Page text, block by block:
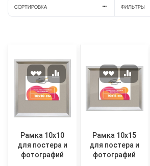
СОРТИРОВКА ФИЛЬТРЫ
Рамка 10x10
для постера и
фотографий
Рамка 10x15
для постера и
фотографий